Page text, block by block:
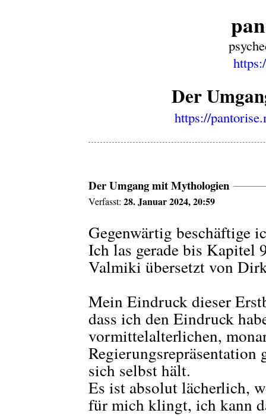
Der
https://
Der Umgang mit Mythologien
Verfasst:28. Januar 2024, 20:59
Gegenwärtig beschäftige
Ich las gerade bis Kapitel
Valmiki übersetzt von
Mein Eindruck dieser
dass ich den Eindruck
vormittelalterlichen,
Regierungsrepräsentation
sich selbst hält.
Es ist absolut lächerlich,
für mich klingt, ich kann